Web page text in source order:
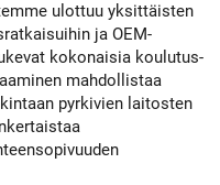
ulottuu yksittäisten
ja OEM-
kokonaisia koulutus-
mahdollistaa
pyrkivien laitosten